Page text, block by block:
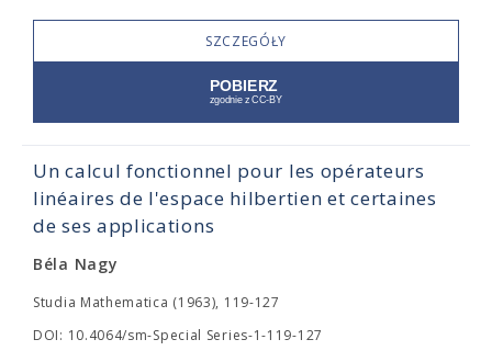
SZCZEGÓŁY
Un calcul fonctionnel pour les opérateurs
linéaires de l'espace hilbertien et certaines
de ses applications
Béla Nagy
Studia Mathematica (1963), 119-127
DOI: 10.4064/sm-Special Series-1-119-127